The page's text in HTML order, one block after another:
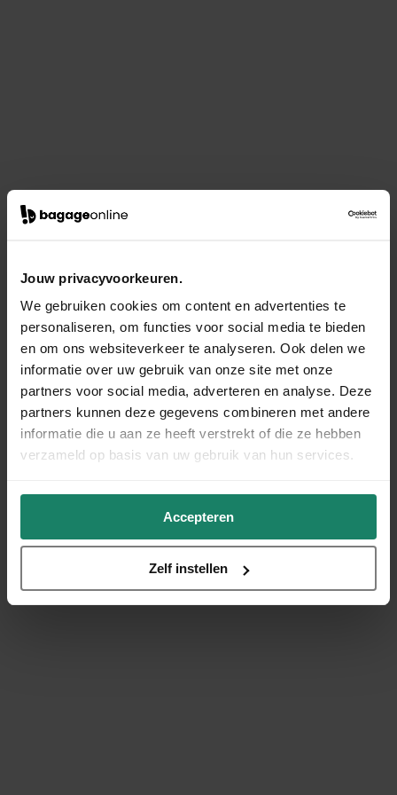
Jouw privacyvoorkeuren.
We gebruiken cookies om content en advertenties te
personaliseren, om functies voor social media te bieden
en om ons websiteverkeer te analyseren. Ook delen we
informatie over uw gebruik van onze site met onze
partners voor social media, adverteren en analyse. Deze
partners kunnen deze gegevens combineren met andere
informatie die u aan ze heeft verstrekt of die ze hebben
verzameld op basis van uw gebruik van hun services.
Accepteren
Zelf instellen